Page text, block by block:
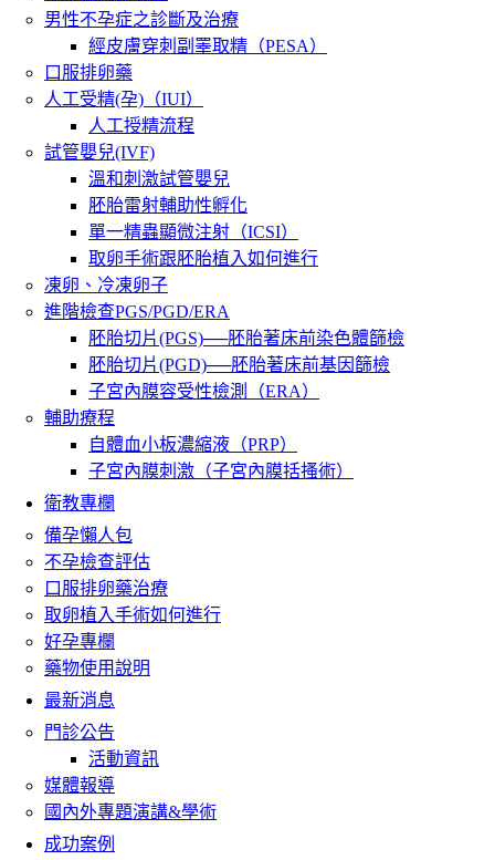
男性不孕症之診斷及治療
經皮膚穿刺副睪取精（PESA）
口服排卵藥
人工受精(孕)（IUI）
人工授精流程
試管嬰兒(IVF)
溫和刺激試管嬰兒
胚胎雷射輔助性孵化
單一精蟲顯微注射（ICSI）
取卵手術跟胚胎植入如何進行
凍卵、冷凍卵子
進階檢查PGS/PGD/ERA
胚胎切片(PGS)──胚胎著床前染色體篩檢
胚胎切片(PGD)──胚胎著床前基因篩檢
子宮內膜容受性檢測（ERA）
輔助療程
自體血小板濃縮液（PRP）
子宮內膜刺激（子宮內膜括搔術）
衛教專欄
備孕懶人包
不孕檢查評估
口服排卵藥治療
取卵植入手術如何進行
好孕專欄
藥物使用說明
最新消息
門診公告
活動資訊
媒體報導
國內外專題演講&學術
成功案例